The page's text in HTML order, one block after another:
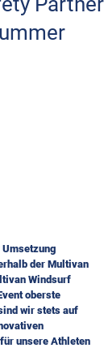
der Multivan
Windsurf
oberste
wir stets auf
unsere Athleten